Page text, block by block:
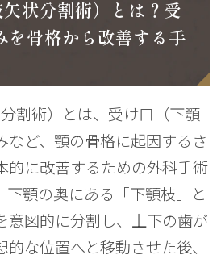
状分割術）とは？受
を骨格から改善する手
割術）とは、受け口（下顎
など、顎の骨格に起因するさ
的に改善するための外科手術
下顎の奥にある「下顎枝」と
意図的に分割し、上下の歯が
な位置へと移動させた後、